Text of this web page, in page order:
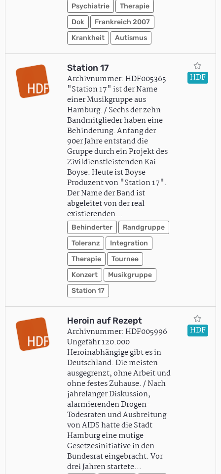
Psychiatrie
Therapie
Dok
Frankreich 2007
Krankheit
Autismus
Station 17
Archivnummer: HDF005365
"Station 17" ist der Name
einer Musikgruppe aus
Hamburg. / Sechs der zehn
Bandmitglieder haben eine
Behinderung. Anfang der
90er Jahre entstand die
Gruppe durch ein Projekt des
Zivildienstleistenden Kai
Boyse. Heute ist Boyse
Produzent von "Station 17".
Der Name der Band ist
abgeleitet von der real
existierenden…
Behinderter
Randgruppe
Toleranz
Integration
Therapie
Tournee
Konzert
Musikgruppe
Station 17
HDF
Heroin auf Rezept
Archivnummer: HDF005996
Ungefähr 120.000
Heroinabhängige gibt es in
Deutschland. Die meisten
ausgegrenzt, ohne Arbeit und
ohne festes Zuhause. / Nach
jahrelanger Diskussion,
alarmierenden Drogen-
Todesraten und Ausbreitung
von AIDS hatte die Stadt
Hamburg eine mutige
Gesetzesinitiative in den
Bundesrat eingebracht. Vor
drei Jahren startete…
HDF